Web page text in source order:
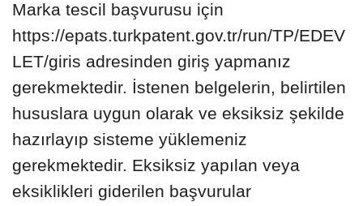
Marka tescil başvurusu için
https://epats.turkpatent.gov.tr/run/TP/EDEV
LET/giris adresinden giriş yapmanız
gerekmektedir. İstenen belgelerin, belirtilen
hususlara uygun olarak ve eksiksiz şekilde
hazırlayıp sisteme yüklemeniz
gerekmektedir. Eksiksiz yapılan veya
eksiklikleri giderilen başvurular